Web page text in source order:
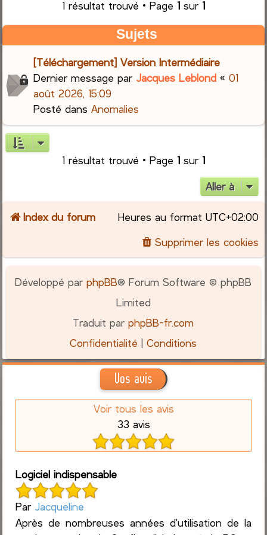
r
c
r
1 résultat trouvé • Page 1 sur 1
Sujets
[Téléchargement] Version Intermédiaire
Dernier message parJacques Leblond «01
août 2026, 15:09
Posté dansAnomalies
1 résultat trouvé • Page 1 sur 1
Aller à
Index du forum Heures au format UTC+02:00
Supprimer les cookies
Développé parphpBB® Forum Software © phpBB
Limited
Traduit parphpBB-fr.com
Confidentialité |Conditions
Vos avis
Voir tous les avis
33 avis
Logiciel indispensable
Par Jacqueline
Après de nombreuses années d'utilisation de la